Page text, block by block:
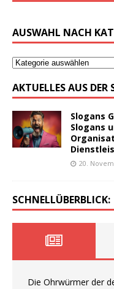
AUSWAHL NACH
AKTUELLES AUS DER
Slogans
Slogans
20.
SCHNELLÜBERBLICK:
Die Ohrwürmer der